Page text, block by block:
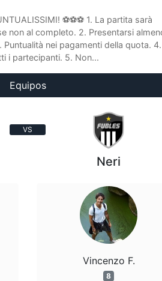
⚽️⚽️⚽️ 1. La partita sarà
non al completo. 2. Presentarsi
Puntualità nei pagamenti della quota. 4.
i partecipanti. 5. Non...
Equipos
VS
Neri
Vincenzo F.
8